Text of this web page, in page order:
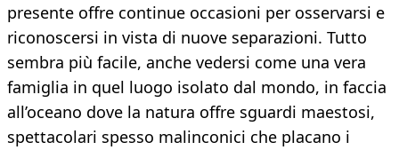
presente offre continue occasioni per osservarsi e
riconoscersi in vista di nuove separazioni. Tutto
sembra più facile, anche vedersi come una vera
famiglia in quel luogo isolato dal mondo, in faccia
all’oceano dove la natura offre sguardi maestosi,
spettacolari spesso malinconici che placano i